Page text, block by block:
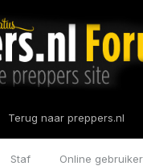
Staf Online
Terug naar preppers.nl